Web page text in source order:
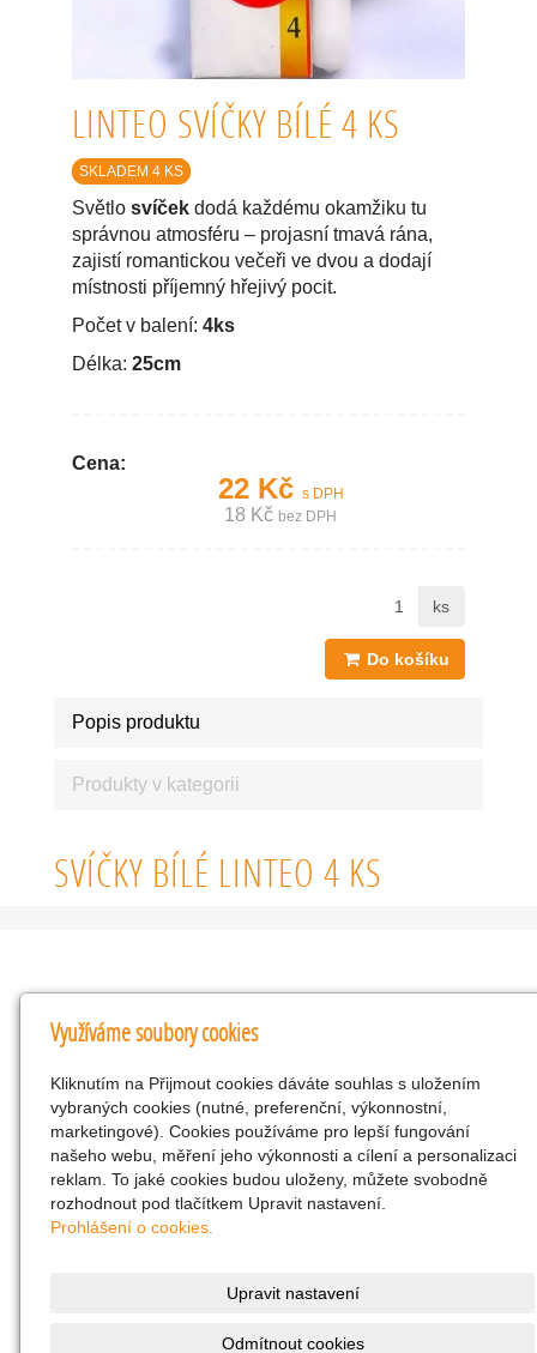
LINTEO SVÍČKY BÍLÉ 4 KS
SKLADEM 4 KS
Světlo svíček dodá každému okamžiku tu
správnou atmosféru – projasní tmavá rána,
zajistí romantickou večeři ve dvou a dodají
místnosti příjemný hřejivý pocit.
Počet v balení: 4ks
Délka: 25cm
Cena:
22 Kč s DPH
18 Kč bez DPH
ks
Do košíku
Popis produktu
Produkty v kategorii
SVÍČKY BÍLÉ LINTEO 4 KS
Kontakty
KNK obchodní společnost s r.o.
Komenského 127, Žacléř, 542 01 Číslo účtu:
286293602/0300
25298518
CZ25298518
info@drogerienacestach.cz
Využíváme soubory cookies
Kliknutím na Přijmout cookies dáváte souhlas s uložením
vybraných cookies (nutné, preferenční, výkonnostní,
marketingové). Cookies používáme pro lepší fungování
našeho webu, měření jeho výkonnosti a cílení a personalizaci
reklam. To jaké cookies budou uloženy, můžete svobodně
rozhodnout pod tlačítkem Upravit nastavení.
Prohlášení o cookies.
Upravit nastavení
Odmítnout cookies